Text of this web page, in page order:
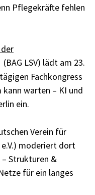
Pflegekräfte fehlen
(BAG LSV) lädt am 23.
Fachkongress
warten – KI und
ein.
Verein für
moderiert dort
– Strukturen &
für ein langes